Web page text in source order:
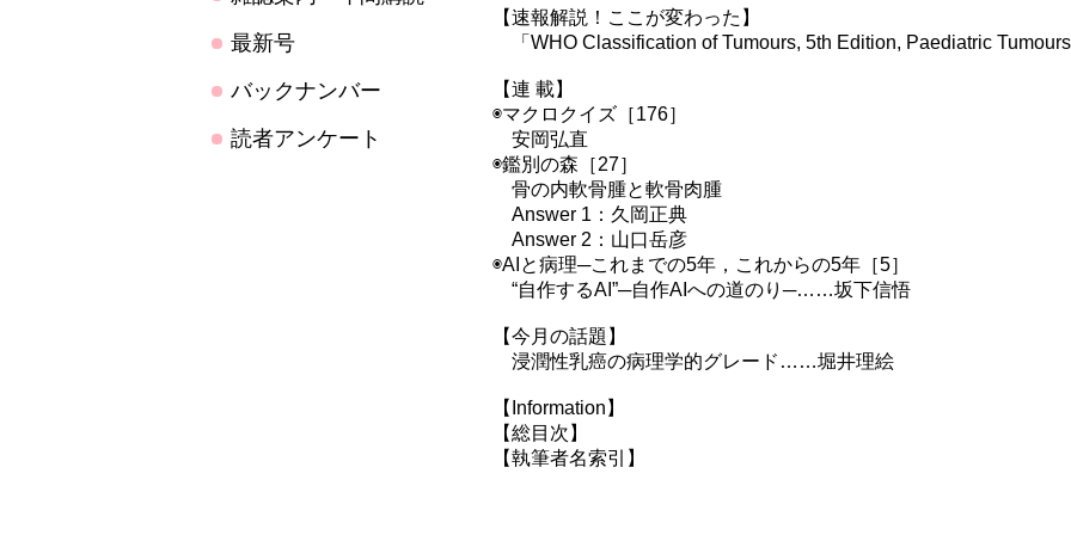
最新号
バックナンバー
読者アンケート
【速報解説！ここが変わった】
「WHO Classification of Tumours, 5th Edition, Paediatric
【連 載】
◉マクロクイズ［176］
安岡弘直
◉鑑別の森［27］
骨の内軟骨腫と軟骨肉腫
Answer 1：久岡正典
Answer 2：山口岳彦
◉AIと病理─これまでの5年，これからの5年［5］
“自作するAI”─自作AIへの道のり─……坂下信悟
【今月の話題】
浸潤性乳癌の病理学的グレード……堀井理絵
【Information】
【総目次】
【執筆者名索引】